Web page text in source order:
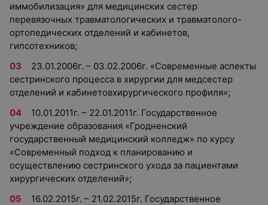
иммобилизация» для медицинских сестер
перевязочных травматологических и травматолого-
ортопедических отделений и кабинетов,
гипсотехников;
23.01.2006г. – 03.02.2006г. «Современные аспекты
сестринского процесса в хирургии для медсестер
отделений и кабинетовхирургического профиля»;
10.01.2011г. – 22.01.2011г. Государственное
учреждение образования «Гродненский
государственный медицинский колледж» по курсу
«Современный подход к планированию и
осуществлению сестринского ухода за пациентами
хирургических отделений»;
16.02.2015г. – 21.02.2015г. Государственное